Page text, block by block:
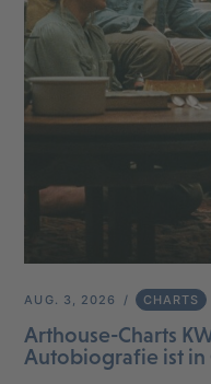
AUG. 3, 2026 CHARTS
Arthouse-Charts
Autobiografie ist in